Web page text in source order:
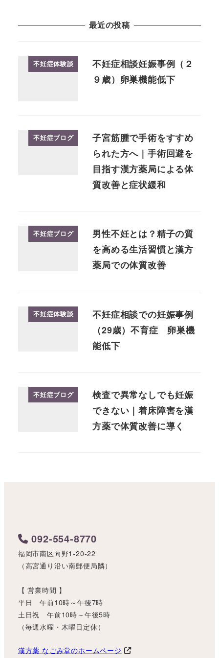
最近の投稿
不妊症体験談
不妊症相談妊娠事例（２
９歳）卵巣機能低下
不妊症ブログ
子宮筋腫で手術をすすめ
られた方へ｜手術回避を
目指す漢方薬局による体
質改善と症状緩和
不妊症ブログ
男性不妊とは？精子の質
を高める生活習慣と漢方
薬局での体質改善
不妊症体験談
不妊症相談での妊娠事例
（29歳）不育症 卵巣機
能低下
不妊症ブログ
検査で異常なしでも妊娠
できない｜着床障害を漢
方薬で体質改善に導く
092-554-8770
福岡市南区向野1-20-22
（高宮通り沿い南郵便局隣）
【 営業時間 】
平日 午前10時～午後7時
土日祝 午前10時～午後5時
（毎週水曜・木曜日定休）
漢方薬 なごみ堂のホームページ